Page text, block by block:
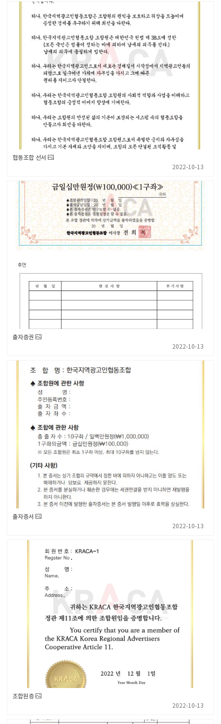
협동조합 선서
2022-10-13
출자증권
2022-10-13
출자증서
2022-10-13
조합원증
2022-10-13